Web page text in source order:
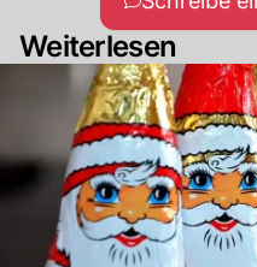
Weiterlesen